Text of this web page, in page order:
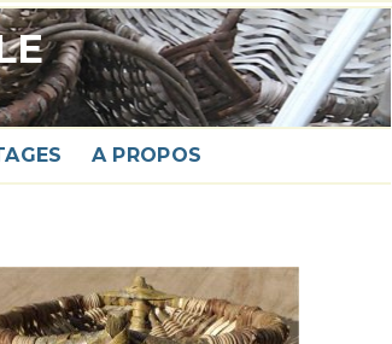
A PROPOS